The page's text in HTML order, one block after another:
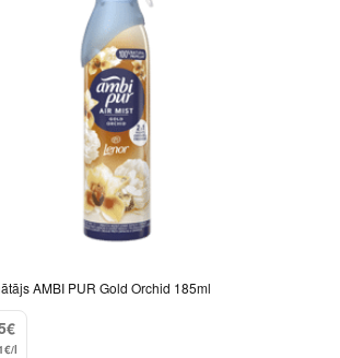
AMBI PUR Gold Orchid 185ml
€
l